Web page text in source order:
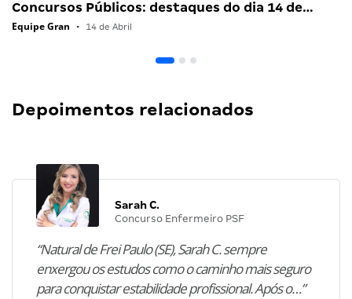
Concursos Públicos: destaques do dia 14 de…
Equipe Gran • 14 de Abril
Depoimentos relacionados
Sarah C.
Concurso Enfermeiro PSF
“Natural de Frei Paulo (SE), Sarah C. sempre
enxergou os estudos como o caminho mais seguro
para conquistar estabilidade profissional. Após o…”